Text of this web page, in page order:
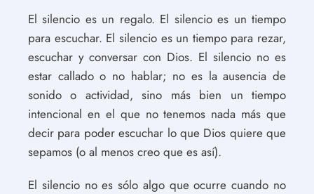
El silencio es un regalo. El silencio es un tiempo
para escuchar. El silencio es un tiempo para rezar,
escuchar y conversar con Dios. El silencio no es
estar callado o no hablar; no es la ausencia de
sonido o actividad, sino más bien un tiempo
intencional en el que no tenemos nada más que
decir para poder escuchar lo que Dios quiere que
sepamos (o al menos creo que es así).
El silencio no es sólo algo que ocurre cuando no